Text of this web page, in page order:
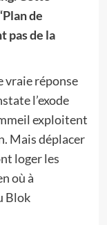
de
pas de la
vraie réponse
l’exode
exploitent
Mais déplacer
loger les
où à
Blok